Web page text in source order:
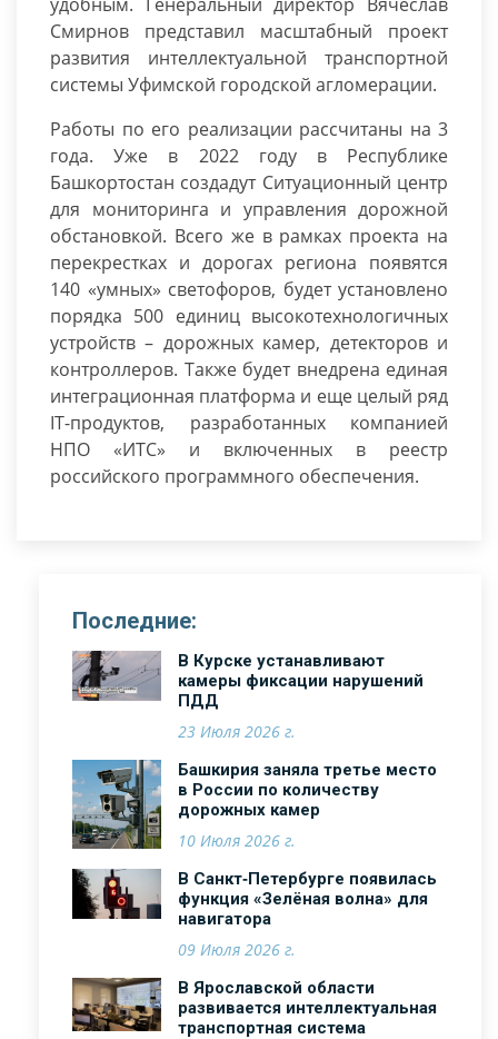
Смирнов представил масштабный проект
развития интеллектуальной транспортной
системы Уфимской городской агломерации.
Работы по его реализации рассчитаны на 3
года. Уже в 2022 году в Республике
Башкортостан создадут Ситуационный центр
для мониторинга и управления дорожной
обстановкой. Всего же в рамках проекта на
перекрестках и дорогах региона появятся
140 «умных» светофоров, будет установлено
порядка 500 единиц высокотехнологичных
устройств – дорожных камер, детекторов и
контроллеров. Также будет внедрена единая
интеграционная платформа и еще целый ряд
IT-продуктов, разработанных компанией
НПО «ИТС» и включенных в реестр
российского программного обеспечения.
Последние:
В Курске устанавливают
камеры фиксации нарушений
ПДД
23 Июля 2026 г.
Башкирия заняла третье место
в России по количеству
дорожных камер
10 Июля 2026 г.
В Санкт‑Петербурге появилась
функция «Зелёная волна» для
навигатора
09 Июля 2026 г.
В Ярославской области
развивается интеллектуальная
транспортная система